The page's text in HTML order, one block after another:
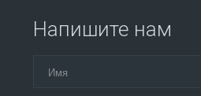
Напишите нам